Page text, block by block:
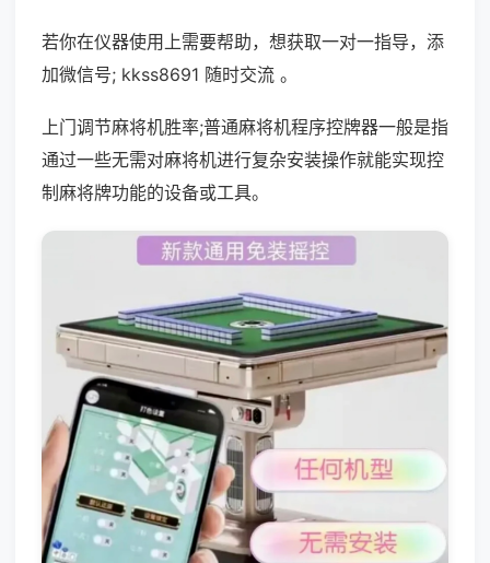
若你在仪器使用上需要帮助，想获取一对一指导，添
加微信号; kkss8691 随时交流 。
上门调节麻将机胜率;普通麻将机程序控牌器一般是指
通过一些无需对麻将机进行复杂安装操作就能实现控
制麻将牌功能的设备或工具。